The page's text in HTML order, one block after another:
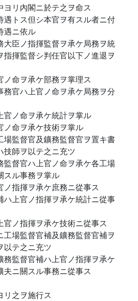
リ內閣ニ於テ之ヲ命ス
遇トス但シ本官ヲ有スル者ニ付
遇ニ依ル
大臣ノ指揮監督ヲ承ケ局務ヲ統
指揮監督シ判任官以下ノ進退ヲ
ノ命ヲ承ケ部務ヲ掌理ス
務官ハ上官ノ命ヲ承ケ局務ヲ分
官ノ命ヲ承ケ統計ヲ掌ル
ノ命ヲ承ケ技術ヲ掌ル
場監督官及鑛務監督官ヲ置キ書
技師ヲ以テ之ニ充ツ
監督官ハ上官ノ命ヲ承ケ各工場
スル事務ヲ掌ル
ノ指揮ヲ承ケ庶務ニ從事ス
ハ上官ノ指揮ヲ承ケ統計ニ從事
官ノ指揮ヲ承ケ技術ニ從事ス
工場監督官補及鑛務監督官補ヲ
以テ之ニ充ツ
務監督官補ハ上官ノ指揮ヲ承ケ
ニ關スル事務ニ從事ス
リ之ヲ施行ス